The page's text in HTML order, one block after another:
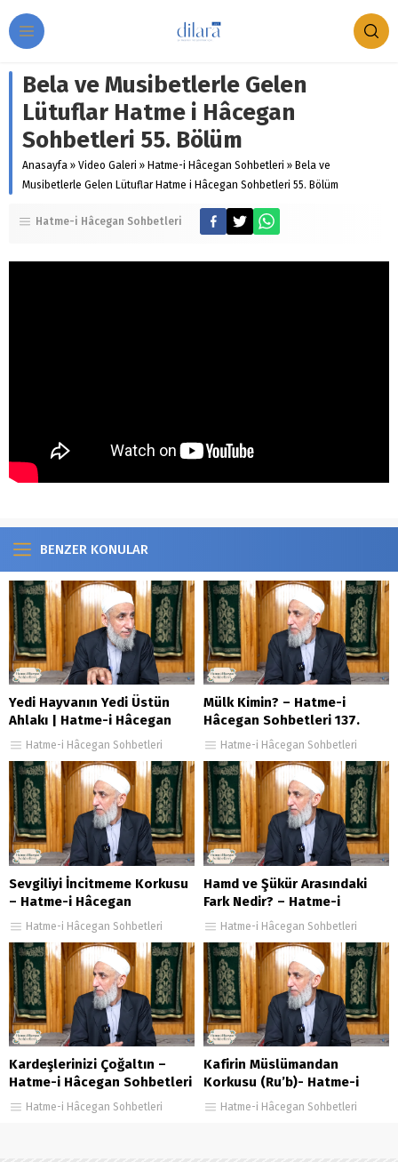
Bela ve Musibetlerle Gelen
Lütuflar Hatme i Hâcegan
Sohbetleri 55. Bölüm
Anasayfa » Video Galeri » Hatme-i Hâcegan Sohbetleri » Bela ve
Musibetlerle Gelen Lütuflar Hatme i Hâcegan Sohbetleri 55. Bölüm
Hatme-i Hâcegan Sohbetleri
BENZER KONULAR
Yedi Hayvanın Yedi Üstün
Ahlakı | Hatme-i Hâcegan
Sohbetleri 53. Bölüm
Hatme-i Hâcegan Sohbetleri
Mülk Kimin? – Hatme-i
Hâcegan Sohbetleri 137.
BölümHatme-i Hâcegan Sohbetleri
Sevgiliyi İncitmeme Korkusu
– Hatme-i Hâcegan
Sohbetleri 149. Bölüm
Hatme-i Hâcegan Sohbetleri
Hamd ve Şükür Arasındaki
Fark Nedir? – Hatme-i
Hâcegan Sohbetleri 100.
Hatme-i Hâcegan Sohbetleri
Kardeşlerinizi Çoğaltın –
Hatme-i Hâcegan Sohbetleri
139. Bölüm
Hatme-i Hâcegan Sohbetleri
Kafirin Müslümandan
Korkusu (Ru’b)- Hatme-i
Hâcegan Sohbetleri 69.
Hatme-i Hâcegan Sohbetleri